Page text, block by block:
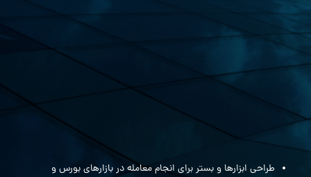
طراحی ابزارها و بستر برای انجام معامله در بازارهای بورس و